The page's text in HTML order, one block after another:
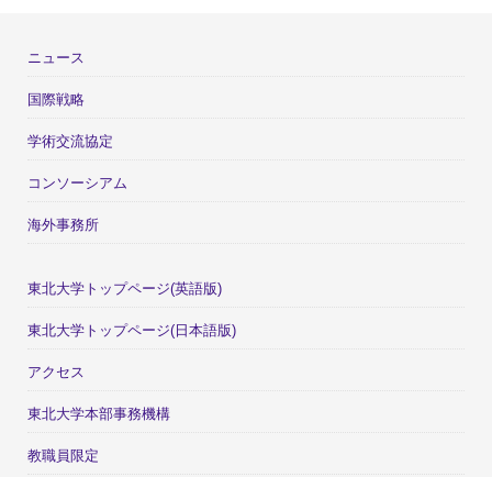
ニュース
国際戦略
学術交流協定
コンソーシアム
海外事務所
東北大学トップページ(英語版)
東北大学トップページ(日本語版)
アクセス
東北大学本部事務機構
教職員限定